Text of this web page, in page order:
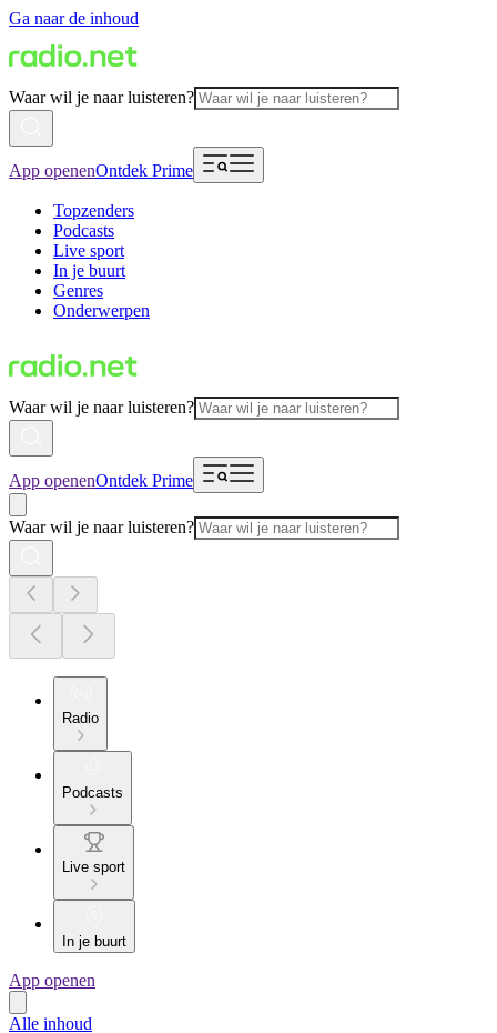
Ga naar de inhoud
Waar wil je naar luisteren?
App openenOntdek Prime
Topzenders
Podcasts
Live sport
In je buurt
Genres
Onderwerpen
Waar wil je naar luisteren?
App openenOntdek Prime
Waar wil je naar luisteren?
Radio
Podcasts
Live sport
In je buurt
App openen
Alle inhoud